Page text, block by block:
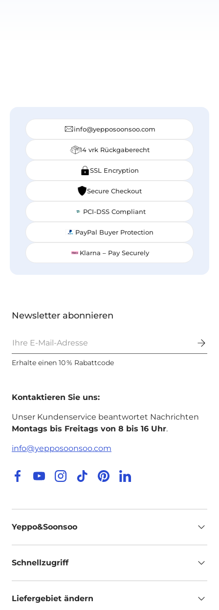
info@yepposoonsoo.com
14 vrk Rückgaberecht
SSL Encryption
Secure Checkout
PCI-DSS Compliant
PayPal Buyer Protection
Klarna – Pay Securely
Newsletter abonnieren
E-Mail
Erhalte einen 10 % Rabattcode
Kontaktieren Sie uns:
Unser Kundenservice beantwortet Nachrichten
Montags bis Freitags von 8 bis 16 Uhr.
info@yepposoonsoo.com
Facebook
YouTubeInstagram
TikTokPinterestLinkedIn
Yeppo&Soonsoo
Schnellzugriff
Liefergebiet ändern